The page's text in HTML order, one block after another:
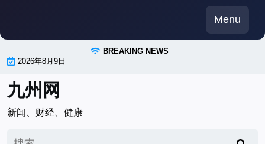
content
Menu
BREAKING NEWS
2026年8月9日
九州网
新闻、财经、健康